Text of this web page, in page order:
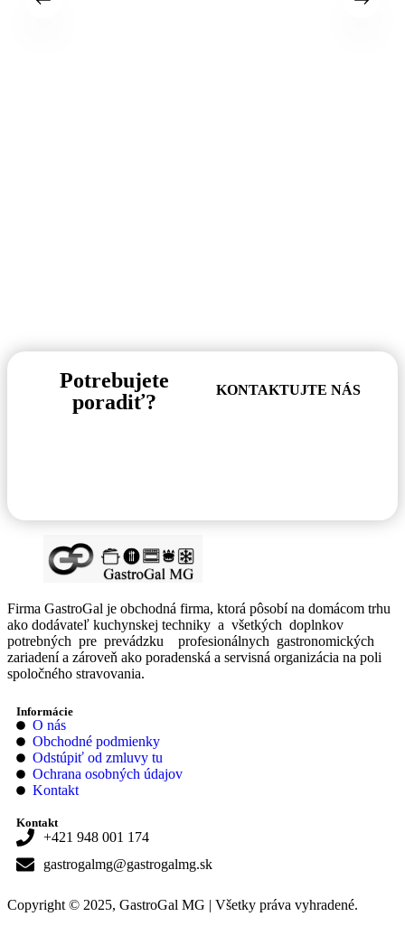
Potrebujete
poradiť?
KONTAKTUJTE NÁS
Firma GastroGal je obchodná firma, ktorá pôsobí na domácom trhu
ako dodávateľ kuchynskej techniky a všetkých doplnkov
potrebných pre prevádzku profesionálnych gastronomických
zariadení a zároveň ako poradenská a servisná organizácia na poli
spoločného stravovania.
Informácie
O nás
Obchodné podmienky
Odstúpiť od zmluvy tu
Ochrana osobných údajov
Kontakt
Kontakt
+421 948 001 174
gastrogalmg@gastrogalmg.sk
Copyright © 2025, GastroGal MG | Všetky práva vyhradené.